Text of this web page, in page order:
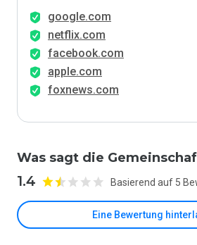
google.com
netflix.com
facebook.com
apple.com
foxnews.com
Was sagt die
1.4 Basierend auf 5
Eine Bewertung